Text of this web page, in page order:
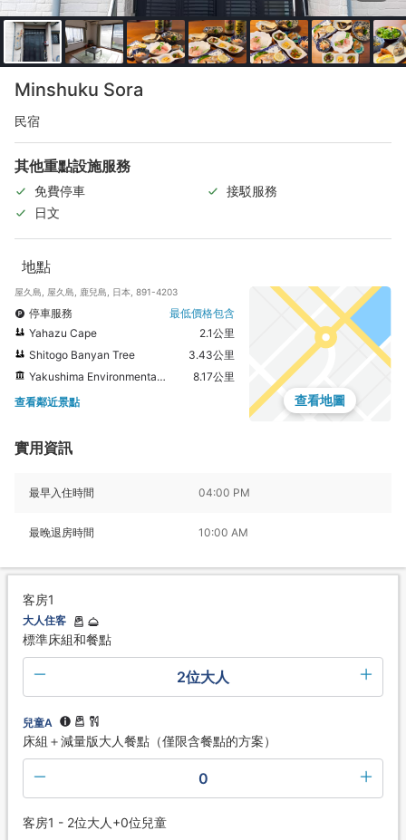
Minshuku Sora
民宿
其他重點設施服務
免費停車
接駁服務
日文
地點
屋久島, 屋久島, 鹿兒島, 日本, 891-4203
停車服務
最低價格包含
Yahazu Cape
2.1公里
Shitogo Banyan Tree
3.43公里
Yakushima Environmental Culture Village Center
8.17公里
查看鄰近景點
查看地圖
實用資訊
最早入住時間 04:00 PM
最晚退房時間 10:00 AM
客房1
大人住客
標準床組和餐點
2位大人
兒童A
床組＋減量版大人餐點（僅限含餐點的方案）
0
客房1 - 2位大人+0位兒童